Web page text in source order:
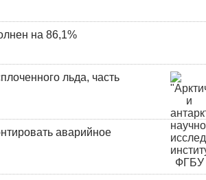
на 86,1%
льда, часть
аварийное